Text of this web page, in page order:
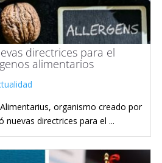
directrices para el
alimentarios
organismo creado por
nuevas directrices para el ...